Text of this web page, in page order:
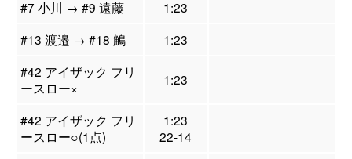
#7 小川 → #9 遠藤
1:23
#13 渡邉 → #18 鵤
1:23
#42 アイザック フリ
ースロー×
1:23
#42 アイザック フリ
ースロー○(1点)
1:23
22-14